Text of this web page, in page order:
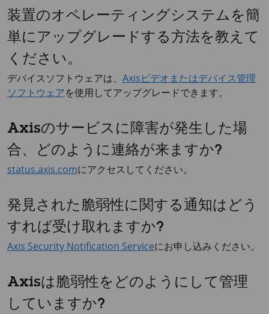
装置のオペレーティングシステムを簡
単にアップグレードする方法を教えて
ください。
デバイスソフトウェアは、 Axisビデオまたはデバイス管理
ソフトウェアを使用してアップグレードできます。
Axisのサービスに障害が発生した場
合、どのように連絡が来ますか?
status.axis.comにアクセスしてください。
発見された脆弱性に関する通知はどう
すれば受け取れますか?
Axis Security Notification Serviceにお申し込みください。
Axisは脆弱性をどのようにして管理
していますか?